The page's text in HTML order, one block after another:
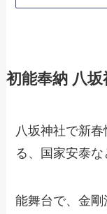
初能奉納 八坂
八坂神社で新
る、国家安泰な
能舞台で、金